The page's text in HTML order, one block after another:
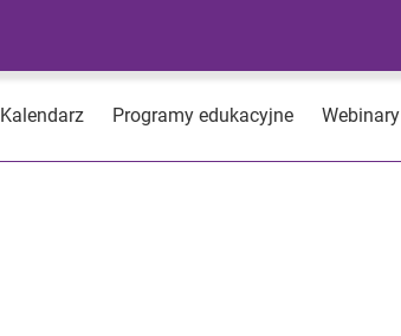
Kalendarz Programy edukacyjne Webinary